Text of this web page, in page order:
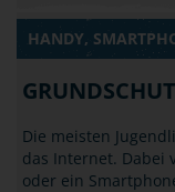
HANDY,
Die meisten
das Internet. Dabei
oder ein